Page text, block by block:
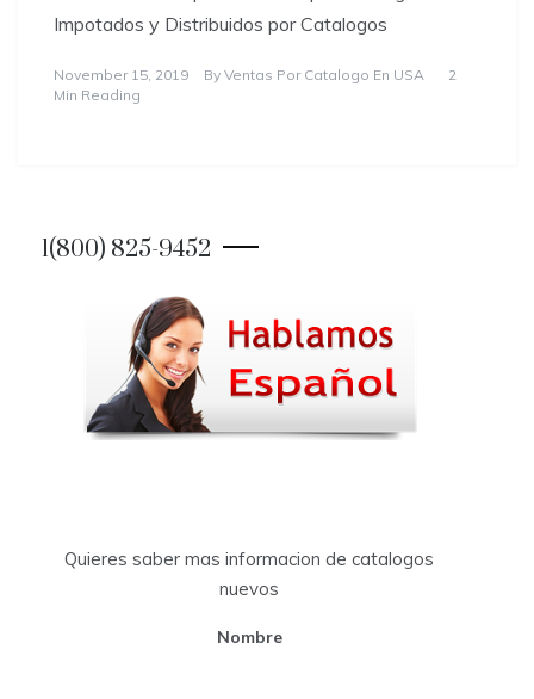
Impotados y Distribuidos por Catalogos
November 15, 2019 By Ventas Por Catalogo En USA
2
Min Reading
1(800) 825-9452
Quieres saber mas informacion de catalogos
nuevos
Nombre